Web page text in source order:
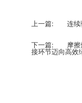
上一篇: 连
下一篇:
摩
接环节迈向高效